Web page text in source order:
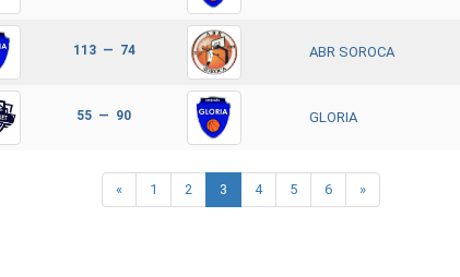
113 — 74 ABR SOROCA
55 — 90 GLORIA
« 1 2 3 4 5 6 »